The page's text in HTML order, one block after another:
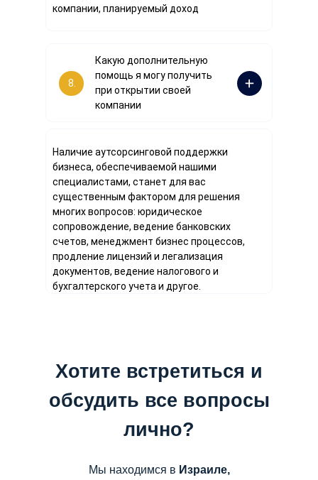
компании, планируемый доход
Какую дополнительную
помощь я могу получить
при открытии своей
компании
8.
Наличие аутсорсинговой поддержки
бизнеса, обеспечиваемой нашими
специалистами, станет для вас
существенным фактором для решения
многих вопросов: юридическое
сопровождение, ведение банковских
счетов, менеджмент бизнес процессов,
продление лицензий и легализация
документов, ведение налогового и
бухгалтерского учета и другое.
Хотите встретиться и
обсудить все вопросы
лично?
Мы находимся в Израиле,